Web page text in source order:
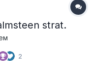
strat.
2